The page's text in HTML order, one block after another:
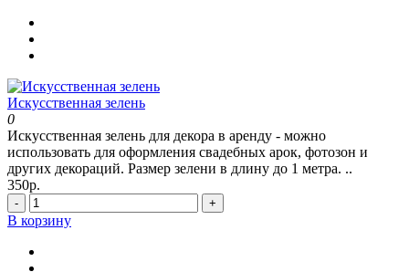
Искусственная зелень
0
Искусственная зелень для декора в аренду - можно
использовать для оформления свадебных арок, фотозон и
других декораций. Размер зелени в длину до 1 метра. ..
350р.
- +
В корзину